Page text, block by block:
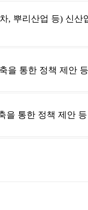
, 뿌리산업 등) 신산
을 통한 정책 제안 등
을 통한 정책 제안 등